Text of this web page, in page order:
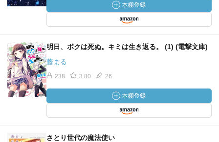
明日、ボクは死ぬ。キミは生き返る。 (1) (電撃文庫)
藤まる
238 3.80 26
さとり世代の魔法使い